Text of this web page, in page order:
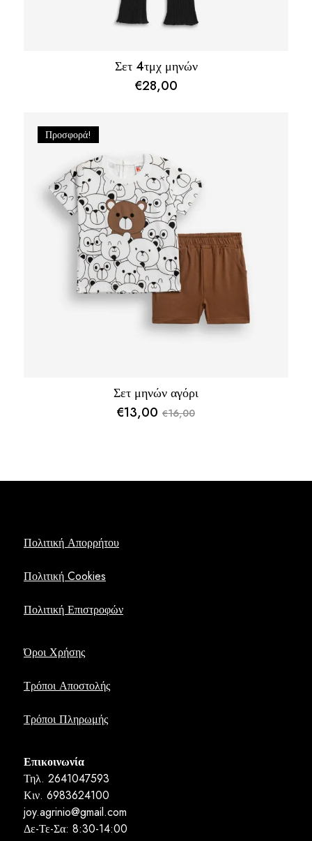
Σετ 4τμχ μηνών
€28,00
Προσφορά!
Σετ μηνών αγόρι
€16,00
Original
€16,00.
€13,00Η
είναι:
Πολιτική Απορρήτου
Πολιτική Cookies
Πολιτική Επιστροφών
Όροι Χρήσης
Τρόποι Αποστολής
Τρόποι Πληρωμής
Επικοινωνία
Τηλ. 2641047593
Κιν. 6983624100
joy.agrinio@gmail.com
Δε-Τε-Σα: 8:30-14:00